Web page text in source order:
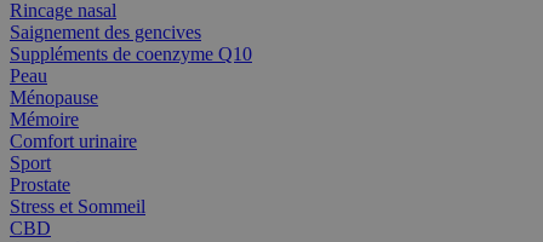
Rincage nasal
Saignement des gencives
Suppléments de coenzyme Q10
Peau
Ménopause
Mémoire
Comfort urinaire
Sport
Prostate
Stress et Sommeil
CBD